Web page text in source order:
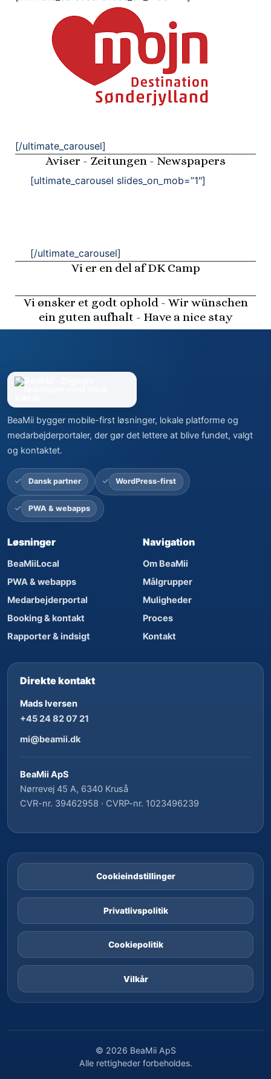
[/ultimate_carousel]
Aviser - Zeitungen - Newspapers
[ultimate_carousel slides_on_mob=”1″]
[/ultimate_carousel]
Vi er en del af DK Camp
Vi ønsker et godt ophold - Wir wünschen
ein guten aufhalt - Have a nice stay
BeaMii bygger mobile-first løsninger, lokale platforme og
medarbejderportaler, der gør det lettere at blive fundet, valgt
og kontaktet.
Dansk partner WordPress-first
PWA & webapps
Løsninger
BeaMiiLocal
PWA & webapps
Medarbejderportal
Booking & kontakt
Rapporter & indsigt
Navigation
Om BeaMii
Målgrupper
Muligheder
Proces
Kontakt
Direkte kontakt
Mads Iversen
+45 24 82 07 21
mi@beamii.dk
BeaMii ApS
Nørrevej 45 A, 6340 Kruså
CVR-nr. 39462958 · CVRP-nr. 1023496239
Cookieindstillinger
Privatlivspolitik
Cookiepolitik
Vilkår
© 2026 BeaMii ApS
Alle rettigheder forbeholdes.